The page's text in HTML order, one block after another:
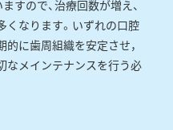
すので、治療回数が増え、
くなります。いずれの口腔
に歯周組織を安定させ，
なメインテナンスを行う必